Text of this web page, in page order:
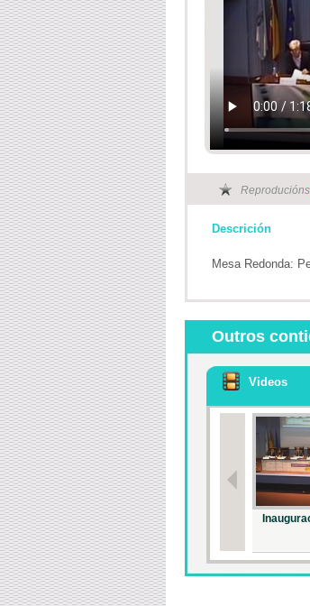
Reproducións
Descrición
Mesa Redonda:
Outros
Videos